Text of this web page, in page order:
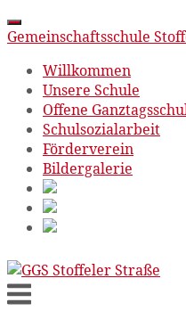
Gemeinschaftsschule
Willkommen
Unsere Schule
Offene
Schulsozialarbeit
Förderverein
Bildergalerie
Skip
to
content
Menu